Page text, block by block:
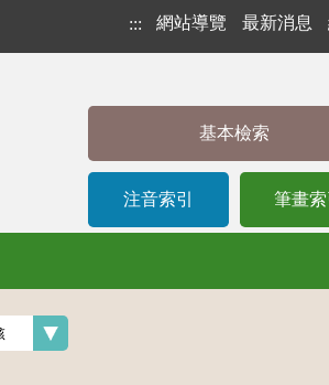
::: 網站導覽 最新消息
基本檢索
注音索引 筆畫索